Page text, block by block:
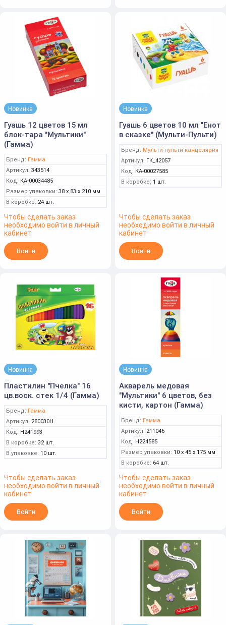
Новинка
Гуашь 12 цветов 15 мл
блок-тара "Мультики"
(Гамма)
Бренд: Гамма
Артикул: 343514
Код: КА-00034485
Размер упаковки: 38 x 83 x 210 мм
В коробке: 24 шт.
Чтобы сделать заказ
необходимо войти в личный
кабинет
Войти
Новинка
Гуашь 6 цветов 10 мл "Енот
в сказке" (Мульти-Пульти)
Бренд: Мульти-пульти канцелярия
Артикул: ГК_42057
Код: КА-00027585
В коробке: 1 шт.
Чтобы сделать заказ
необходимо войти в личный
кабинет
Войти
Новинка
Пластилин "Пчелка" 16
цв.воск. стек 1/4 (Гамма)
Бренд: Гамма
Артикул: 280030Н
Код: Н241993
В коробке: 32 шт.
В упаковке: 10 шт.
Чтобы сделать заказ
необходимо войти в личный
кабинет
Войти
Новинка
Акварель медовая
"Мультики" 6 цветов, без
кисти, картон (Гамма)
Бренд: Гамма
Артикул: 211046
Код: Н224585
Размер упаковки: 10 x 45 x 175 мм
В коробке: 64 шт.
Чтобы сделать заказ
необходимо войти в личный
кабинет
Войти